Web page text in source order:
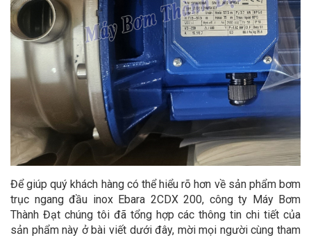
Để giúp quý khách hàng có thể hiểu rõ hơn về sản phẩm bơm
trục ngang đầu inox Ebara 2CDX 200, công ty Máy Bơm
Thành Đạt chúng tôi đã tổng hợp các thông tin chi tiết của
sản phẩm này ở bài viết dưới đây, mời mọi người cùng tham